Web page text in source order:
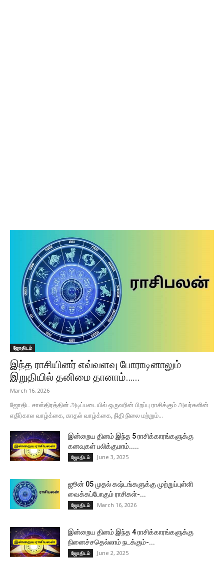
ஜோதிடம்
இந்த ராசியினர் எவ்வளவு போராடினாலும்
இறுதியில் தனிமை தானாம்…...
March 16, 2026
ஜோதிட சாஸ்திரத்தின் அடிப்படையில் ஒருவரின் பிறப்பு ராசிக்கும் அவர்களின்
எதிர்கால வாழ்க்கை, காதல் வாழ்க்கை, நிதி நிலை மற்றும்...
இன்றைய தினம் இந்த 5 ராசிக்காரங்களுக்கு
கனவுகள் பலிக்குமாம்.....
ஜோதிடம் June 3, 2025
ஜூன் 05 முதல் கஷ்டங்களுக்கு முற்றுப்புள்ளி
வைக்கப்போகும் ராசிகள்-...
ஜோதிடம் March 16, 2026
இன்றைய தினம் இந்த 4 ராசிக்காரங்களுக்கு
நினைச்சதெல்லாம் நடக்கும்-...
ஜோதிடம் June 2, 2025